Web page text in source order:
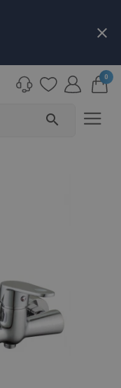
close
search
0